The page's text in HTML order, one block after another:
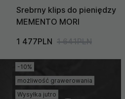
Srebrny klips do pieniędzy
MEMENTO MORI
1 477PLN 1 641PLN
-10%
możliwość grawerowania
Wysyłka jutro